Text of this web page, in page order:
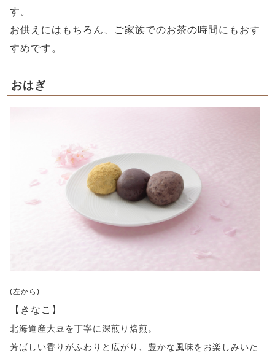
す。
お供えにはもちろん、ご家族でのお茶の時間にもおす
すめです。
おはぎ
(左から)
【きなこ】
北海道産大豆を丁寧に深煎り焙煎。
芳ばしい香りがふわりと広がり、豊かな風味をお楽しみいた